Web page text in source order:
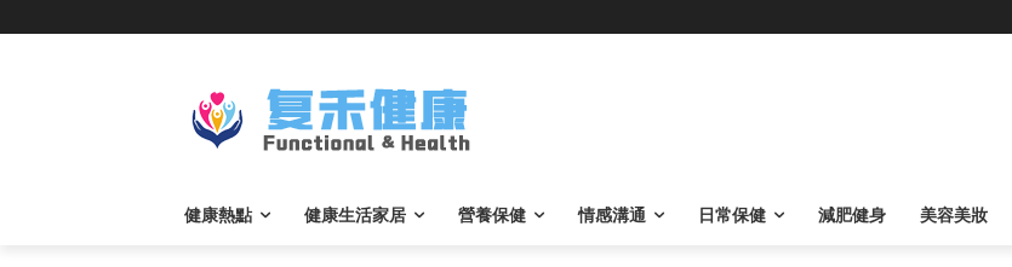
健康熱點 健康生活家居 營養保健 情感溝通 日常保健 減肥健身 美容美妝